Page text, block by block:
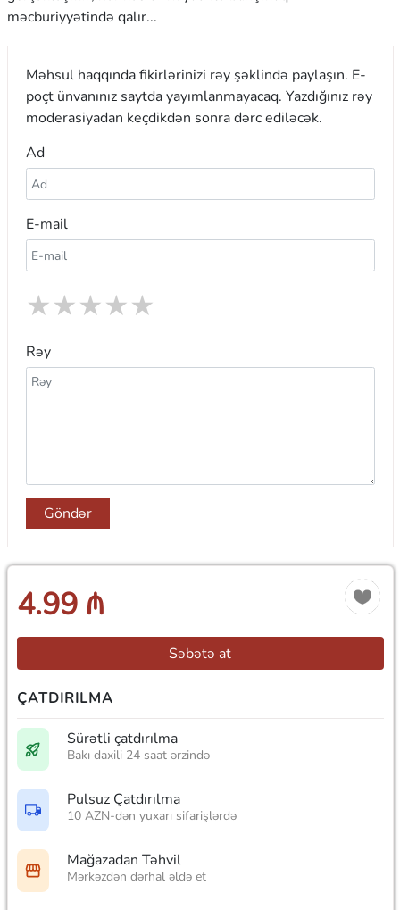
məcburiyyətində qalır...
Məhsul haqqında fikirlərinizi rəy şəklində paylaşın. E-
poçt ünvanınız saytda yayımlanmayacaq. Yazdığınız rəy
moderasiyadan keçdikdən sonra dərc ediləcək.
Ad
E-mail
★
★
★
★
★
Rəy
Göndər
4.99 ₼
Səbətə at
ÇATDIRILMA
Sürətli çatdırılma
Bakı daxili 24 saat ərzində
Pulsuz Çatdırılma
10 AZN-dən yuxarı sifarişlərdə
Mağazadan Təhvil
Mərkəzdən dərhal əldə et